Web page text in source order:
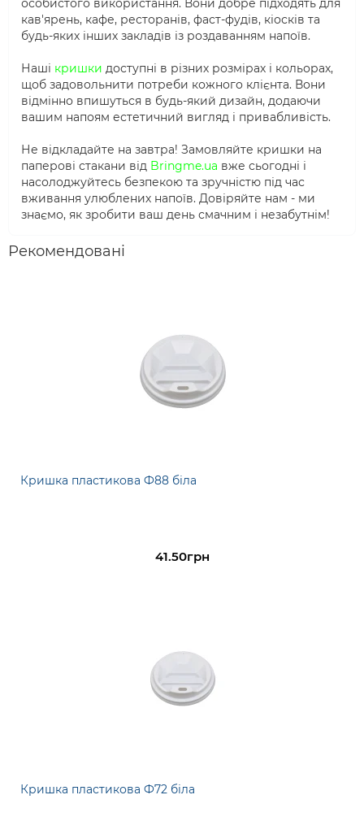
особистого використання. Вони добре підходять для
кав'ярень, кафе, ресторанів, фаст-фудів, кіосків та
будь-яких інших закладів із роздаванням напоїв.
Наші кришки доступні в різних розмірах і кольорах,
щоб задовольнити потреби кожного клієнта. Вони
відмінно впишуться в будь-який дизайн, додаючи
вашим напоям естетичний вигляд і привабливість.
Не відкладайте на завтра! Замовляйте кришки на
паперові стакани від Bringme.ua вже сьогодні і
насолоджуйтесь безпекою та зручністю під час
вживання улюблених напоїв. Довіряйте нам - ми
знаємо, як зробити ваш день смачним і незабутнім!
Рекомендовані
Кришка пластикова Ф88 біла
41.50грн
Кришка пластикова Ф72 біла